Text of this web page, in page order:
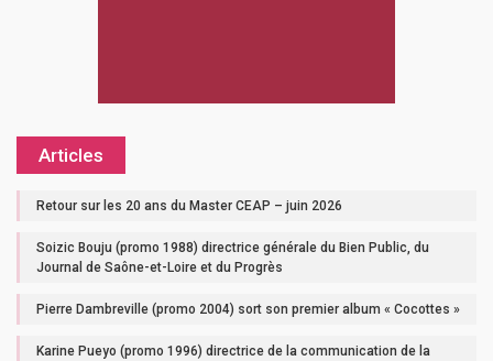
Articles
Retour sur les 20 ans du Master CEAP – juin 2026
Soizic Bouju (promo 1988) directrice générale du Bien Public, du
Journal de Saône-et-Loire et du Progrès
Pierre Dambreville (promo 2004) sort son premier album « Cocottes »
Karine Pueyo (promo 1996) directrice de la communication de la